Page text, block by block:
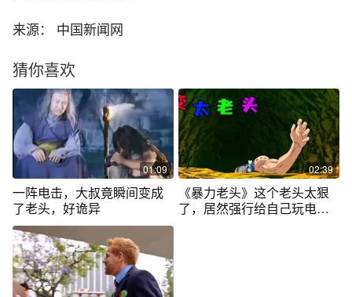
来源： 中国新闻网
猜你喜欢
01:09
一阵电击，大叔竟瞬间变成
了老头，好诡异
02:39
《暴力老头》这个老头太狠
了，居然强行给自己玩电击 #